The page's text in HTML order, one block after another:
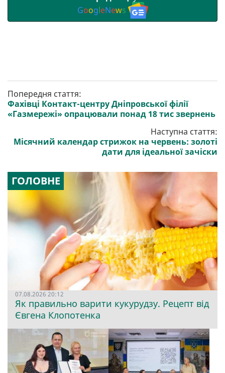
GoogleNews
Попередня стаття:
Фахівці Контакт-центру Дніпровської філії
«Газмережі» опрацювали понад 18 тис звернень
Наступна стаття:
Місячний календар стрижок на червень: золоті
дати для ідеальної зачіски
ГОЛОВНЕ
07.08.2026 20:12
Як правильно варити кукурудзу. Рецепт від
Євгена Клопотенка